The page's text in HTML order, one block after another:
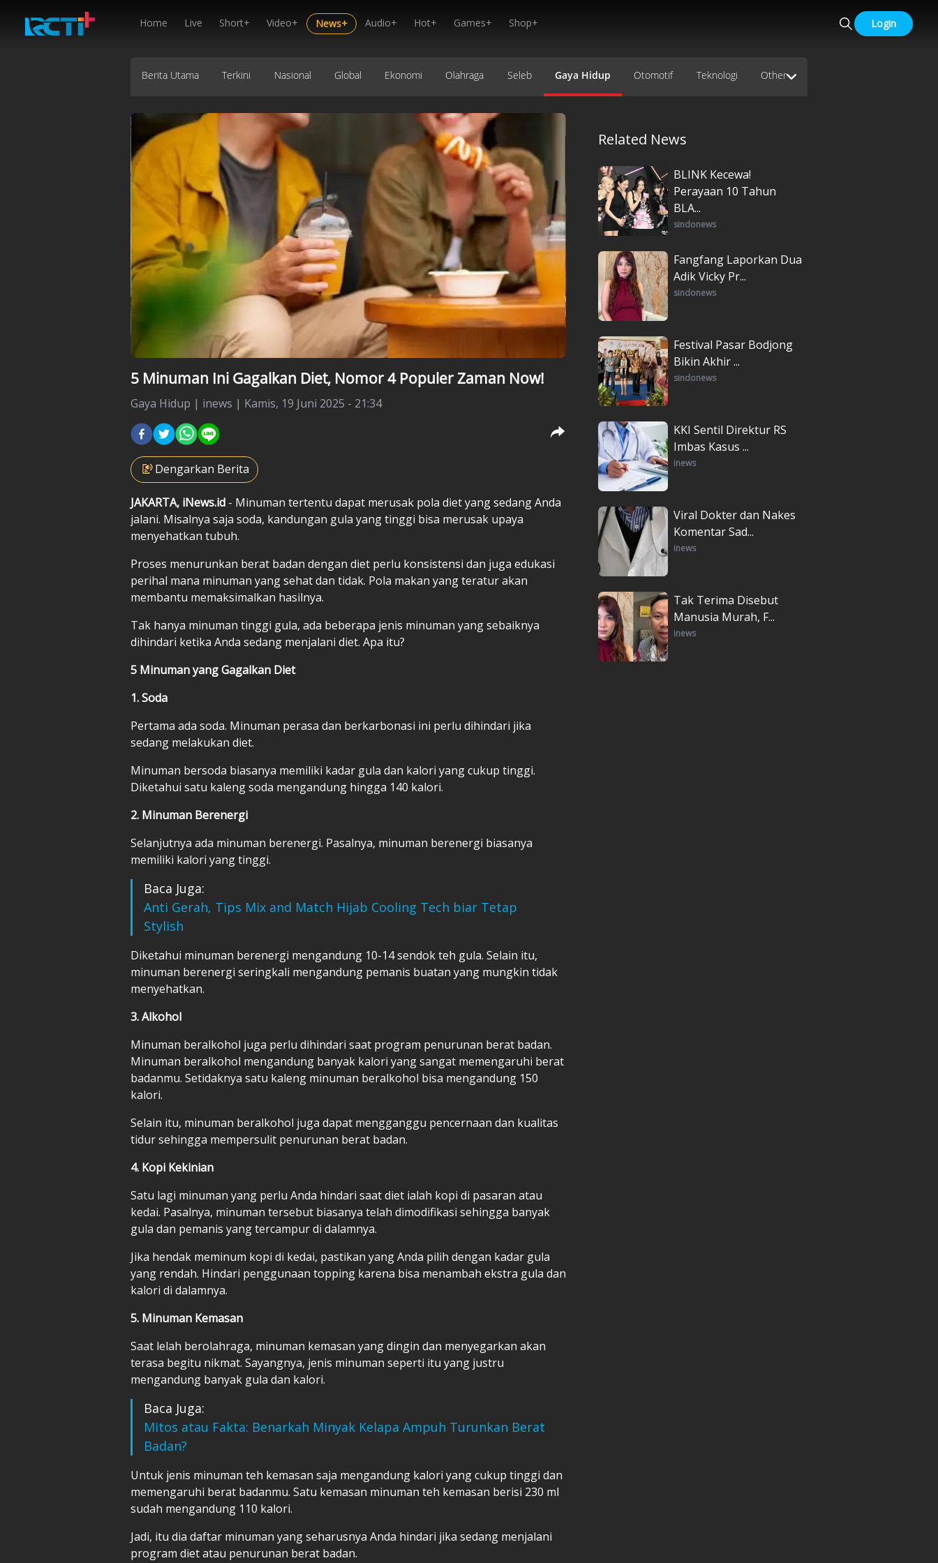
Home Live Short+ Video+ News+ Audio+ Hot+ Games+ Shop+ Login
Berita Utama Terkini Nasional Global Ekonomi Olahraga Seleb Gaya Hidup Otomotif Teknologi Other
5 Minuman Ini Gagalkan Diet, Nomor 4 Populer Zaman Now!
Gaya Hidup | inews | Kamis, 19 Juni 2025 - 21:34
Dengarkan Berita
JAKARTA, iNews.id - Minuman tertentu dapat merusak pola diet yang sedang Anda
jalani. Misalnya saja soda, kandungan gula yang tinggi bisa merusak upaya
menyehatkan tubuh.
Proses menurunkan berat badan dengan diet perlu konsistensi dan juga edukasi
perihal mana minuman yang sehat dan tidak. Pola makan yang teratur akan
membantu memaksimalkan hasilnya.
Tak hanya minuman tinggi gula, ada beberapa jenis minuman yang sebaiknya
dihindari ketika Anda sedang menjalani diet. Apa itu?
5 Minuman yang Gagalkan Diet
1. Soda
Pertama ada soda. Minuman perasa dan berkarbonasi ini perlu dihindari jika
sedang melakukan diet.
Minuman bersoda biasanya memiliki kadar gula dan kalori yang cukup tinggi.
Diketahui satu kaleng soda mengandung hingga 140 kalori.
2. Minuman Berenergi
Selanjutnya ada minuman berenergi. Pasalnya, minuman berenergi biasanya
memiliki kalori yang tinggi.
Baca Juga:
Anti Gerah, Tips Mix and Match Hijab Cooling Tech biar Tetap
Stylish
Diketahui minuman berenergi mengandung 10-14 sendok teh gula. Selain itu,
minuman berenergi seringkali mengandung pemanis buatan yang mungkin tidak
menyehatkan.
3. Alkohol
Minuman beralkohol juga perlu dihindari saat program penurunan berat badan.
Minuman beralkohol mengandung banyak kalori yang sangat memengaruhi berat
badanmu. Setidaknya satu kaleng minuman beralkohol bisa mengandung 150
kalori.
Selain itu, minuman beralkohol juga dapat mengganggu pencernaan dan kualitas
tidur sehingga mempersulit penurunan berat badan.
4. Kopi Kekinian
Satu lagi minuman yang perlu Anda hindari saat diet ialah kopi di pasaran atau
kedai. Pasalnya, minuman tersebut biasanya telah dimodifikasi sehingga banyak
gula dan pemanis yang tercampur di dalamnya.
Jika hendak meminum kopi di kedai, pastikan yang Anda pilih dengan kadar gula
yang rendah. Hindari penggunaan topping karena bisa menambah ekstra gula dan
kalori di dalamnya.
5. Minuman Kemasan
Saat lelah berolahraga, minuman kemasan yang dingin dan menyegarkan akan
terasa begitu nikmat. Sayangnya, jenis minuman seperti itu yang justru
mengandung banyak gula dan kalori.
Baca Juga:
Mitos atau Fakta: Benarkah Minyak Kelapa Ampuh Turunkan Berat
Badan?
Untuk jenis minuman teh kemasan saja mengandung kalori yang cukup tinggi dan
memengaruhi berat badanmu. Satu kemasan minuman teh kemasan berisi 230 ml
sudah mengandung 110 kalori.
Jadi, itu dia daftar minuman yang seharusnya Anda hindari jika sedang menjalani
program diet atau penurunan berat badan.
Related News
BLINK Kecewa!
Perayaan 10 Tahun
BLA...
sindonews
Fangfang Laporkan Dua
Adik Vicky Pr...
sindonews
Festival Pasar Bodjong
Bikin Akhir ...
sindonews
KKI Sentil Direktur RS
Imbas Kasus ...
inews
Viral Dokter dan Nakes
Komentar Sad...
inews
Tak Terima Disebut
Manusia Murah, F...
inews